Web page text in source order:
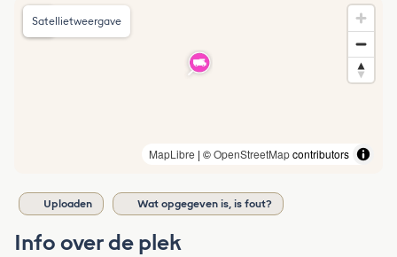
MapLibre | ©OpenStreetMapcontributors
Satellietweergave
Uploaden Wat opgegeven is, is fout?
Info over de plek